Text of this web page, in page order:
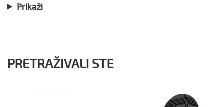
Prikaži
PRETRAŽIVALI STE